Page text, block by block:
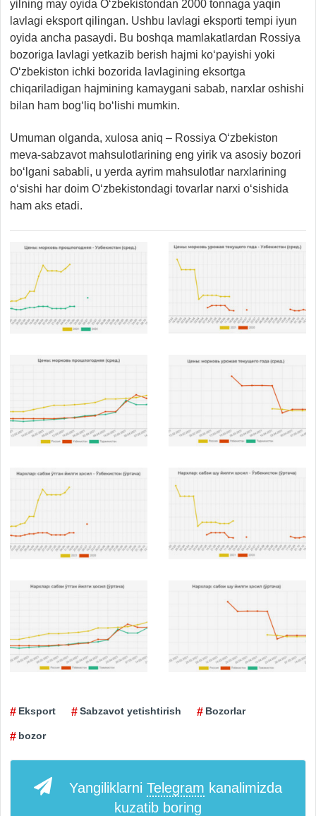
yilning may oyida O‘zbekistondan 2000 tonnaga yaqin
lavlagi eksport qilingan. Ushbu lavlagi eksporti tempi iyun
oyida ancha pasaydi. Bu boshqa mamlakatlardan Rossiya
bozoriga lavlagi yetkazib berish hajmi ko‘payishi yoki
O‘zbekiston ichki bozorida lavlagining eksortga
chiqariladigan hajmining kamaygani sabab, narxlar oshishi
bilan ham bog‘liq bo‘lishi mumkin.
Umuman olganda, xulosa aniq – Rossiya O‘zbekiston
meva-sabzavot mahsulotlarining eng yirik va asosiy bozori
bo‘lgani sababli, u yerda ayrim mahsulotlar narxlarining
o‘sishi har doim O‘zbekistondagi tovarlar narxi o‘sishida
ham aks etadi.
Eksport Sabzavot yetishtirish Bozorlar
bozor
Yangiliklarni Telegram kanalimizda
kuzatib boring